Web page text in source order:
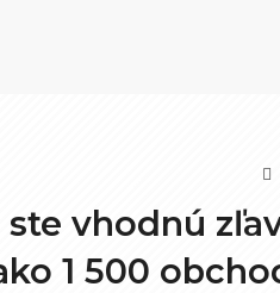
vhodnú
1 500